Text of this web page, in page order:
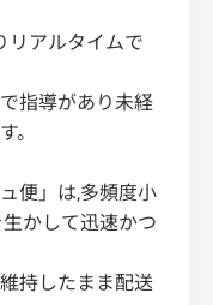
リアルタイムで
指導があり未経
。
便」は,多頻度小
かして迅速かつ
持したまま配送